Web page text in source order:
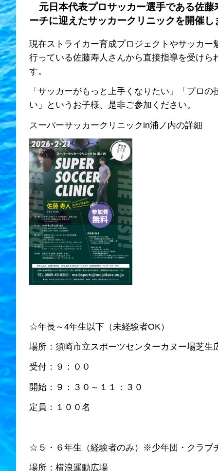
元日本代表プロサッカー選手である佐藤
ーチに迎えたサッカークリニックを開催し
現在ストライカー育成プロジェクトやサッカー
行っている佐藤寿人さんから直接指導を受けら
す。
「サッカーがもっと上手くなりたい」「プロの
い」というお子様、是非ご参加ください。
スーパーサッカークリニックin浦ノ内の詳細
☆年長～4年生以下（未経験者OK）
場所：須崎市立スポーツセンターカヌー場芝生
受付：９：００
開始：９：３０～１１：３０
定員：１００名
☆５・６年生（経験者のみ）※少年団・クラブ
場所：横浪運動広場